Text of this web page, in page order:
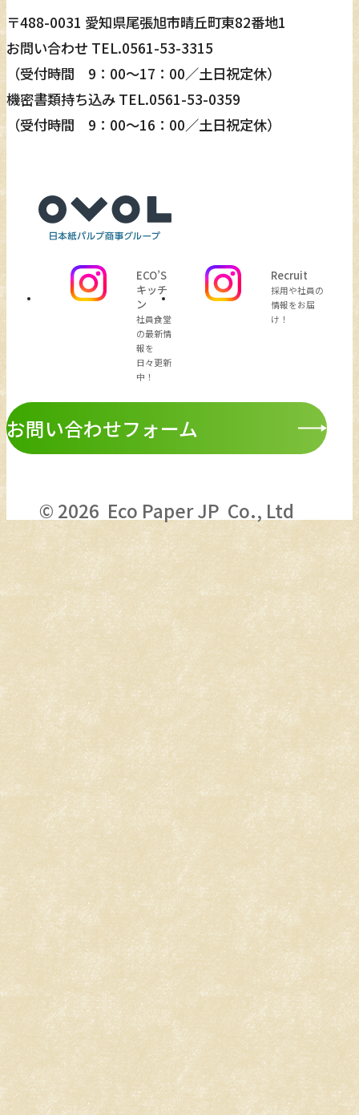
〒488-0031 愛知県尾張旭市晴丘町東82番地1
お問い合わせ TEL.0561-53-3315
（受付時間 9：00～17：00／土日祝定休）
機密書類持ち込み TEL.0561-53-0359
（受付時間 9：00～16：00／土日祝定休）
ECO’S
キッチ
ン
社員食堂
の最新情
報を
日々更新
中！
Recruit
採用や社員の
情報をお届
け！
お問い合わせフォーム
© 2026 Eco Paper JP Co., Ltd